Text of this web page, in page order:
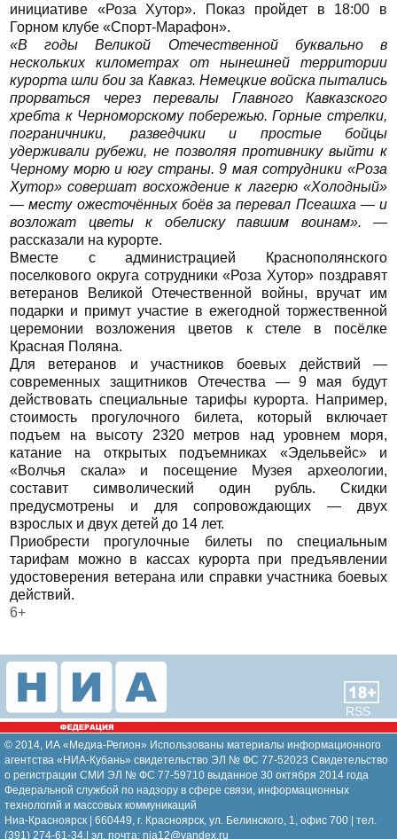
инициативе «Роза Хутор». Показ пройдет в 18:00 в
Горном клубе «Спорт-Марафон».
«В годы Великой Отечественной буквально в
нескольких километрах от нынешней территории
курорта шли бои за Кавказ. Немецкие войска пытались
прорваться через перевалы Главного Кавказского
хребта к Черноморскому побережью. Горные стрелки,
пограничники, разведчики и простые бойцы
удерживали рубежи, не позволяя противнику выйти к
Черному морю и югу страны. 9 мая сотрудники «Роза
Хутор» совершат восхождение к лагерю «Холодный»
— месту ожесточённых боёв за перевал Псеашха — и
возложат цветы к обелиску павшим воинам». —
рассказали на курорте.
Вместе с администрацией Краснополянского
поселкового округа сотрудники «Роза Хутор» поздравят
ветеранов Великой Отечественной войны, вручат им
подарки и примут участие в ежегодной торжественной
церемонии возложения цветов к стеле в посёлке
Красная Поляна.
Для ветеранов и участников боевых действий —
современных защитников Отечества — 9 мая будут
действовать специальные тарифы курорта. Например,
стоимость прогулочного билета, который включает
подъем на высоту 2320 метров над уровнем моря,
катание на открытых подъемниках «Эдельвейс» и
«Волчья скала» и посещение Музея археологии,
составит символический один рубль. Скидки
предусмотрены и для сопровождающих — двух
взрослых и двух детей до 14 лет.
Приобрести прогулочные билеты по специальным
тарифам можно в кассах курорта при предъявлении
удостоверения ветерана или справки участника боевых
действий.
6+
RSS
© 2014, ИА «Медиа-Регион» Использованы материалы информационного
агентства «НИА-Кубань» свидетельство ЭЛ № ФС 77-52023 Свидетельство
о регистрации СМИ ЭЛ № ФС 77-59710 выданное 30 октября 2014 года
Федеральной службой по надзору в сфере связи, информационных
технологий и массовых коммуникаций
Ниа-Красноярск | 660449, г. Красноярск, ул. Белинского, 1, офис 700 | тел.
(391) 274-61-34,| эл. почта: nia12@yandex.ru